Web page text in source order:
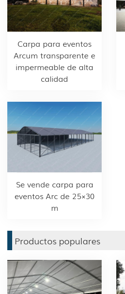
Carpa para eventos
Arcum transparente e
impermeable de alta
calidad
Se vende carpa para
eventos Arc de 25×30
m
Productos populares